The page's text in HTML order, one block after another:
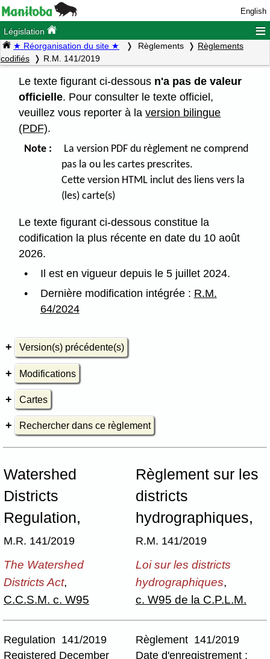
English
Législation ≡
★ Réorganisation du site ★ Règlements
Règlements
codifiés
R.M. 141/2019
Le texte figurant ci-dessous n'a pas de valeur
officielle. Pour consulter le texte officiel,
veuillez vous reporter à laversion bilingue
(PDF).
Note : La version PDF du règlement ne comprend
pas la ou les cartes prescrites.
Cette version HTML inclut des liens vers la
(les) carte(s)
Le texte figurant ci-dessous constitue la
codification la plus récente en date du 10 août
2026.
Il est en vigueur depuis le 5 juillet 2024.
Dernière modification intégrée : R.M.
64/2024
Version(s) précédente(s)
Modifications
Cartes
Rechercher dans ce règlement
Watershed
Districts
Regulation,
M.R. 141/2019
Règlement sur les
districts
hydrographiques,
R.M. 141/2019
The Watershed
Districts Act,
C.C.S.M. c. W95
Loi sur les districts
hydrographiques,
c. W95 de la C.P.L.M.
Regulation 141/2019
Registered December
Règlement 141/2019
Date d'enregistrement :